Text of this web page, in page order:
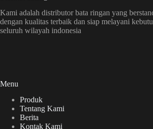
Kami adalah distributor bata ringan yang
dengan kualitas terbaik dan siap melayani
seluruh wilayah indonesia
Menu
Produk
Tentang Kami
Berita
Kontak Kami